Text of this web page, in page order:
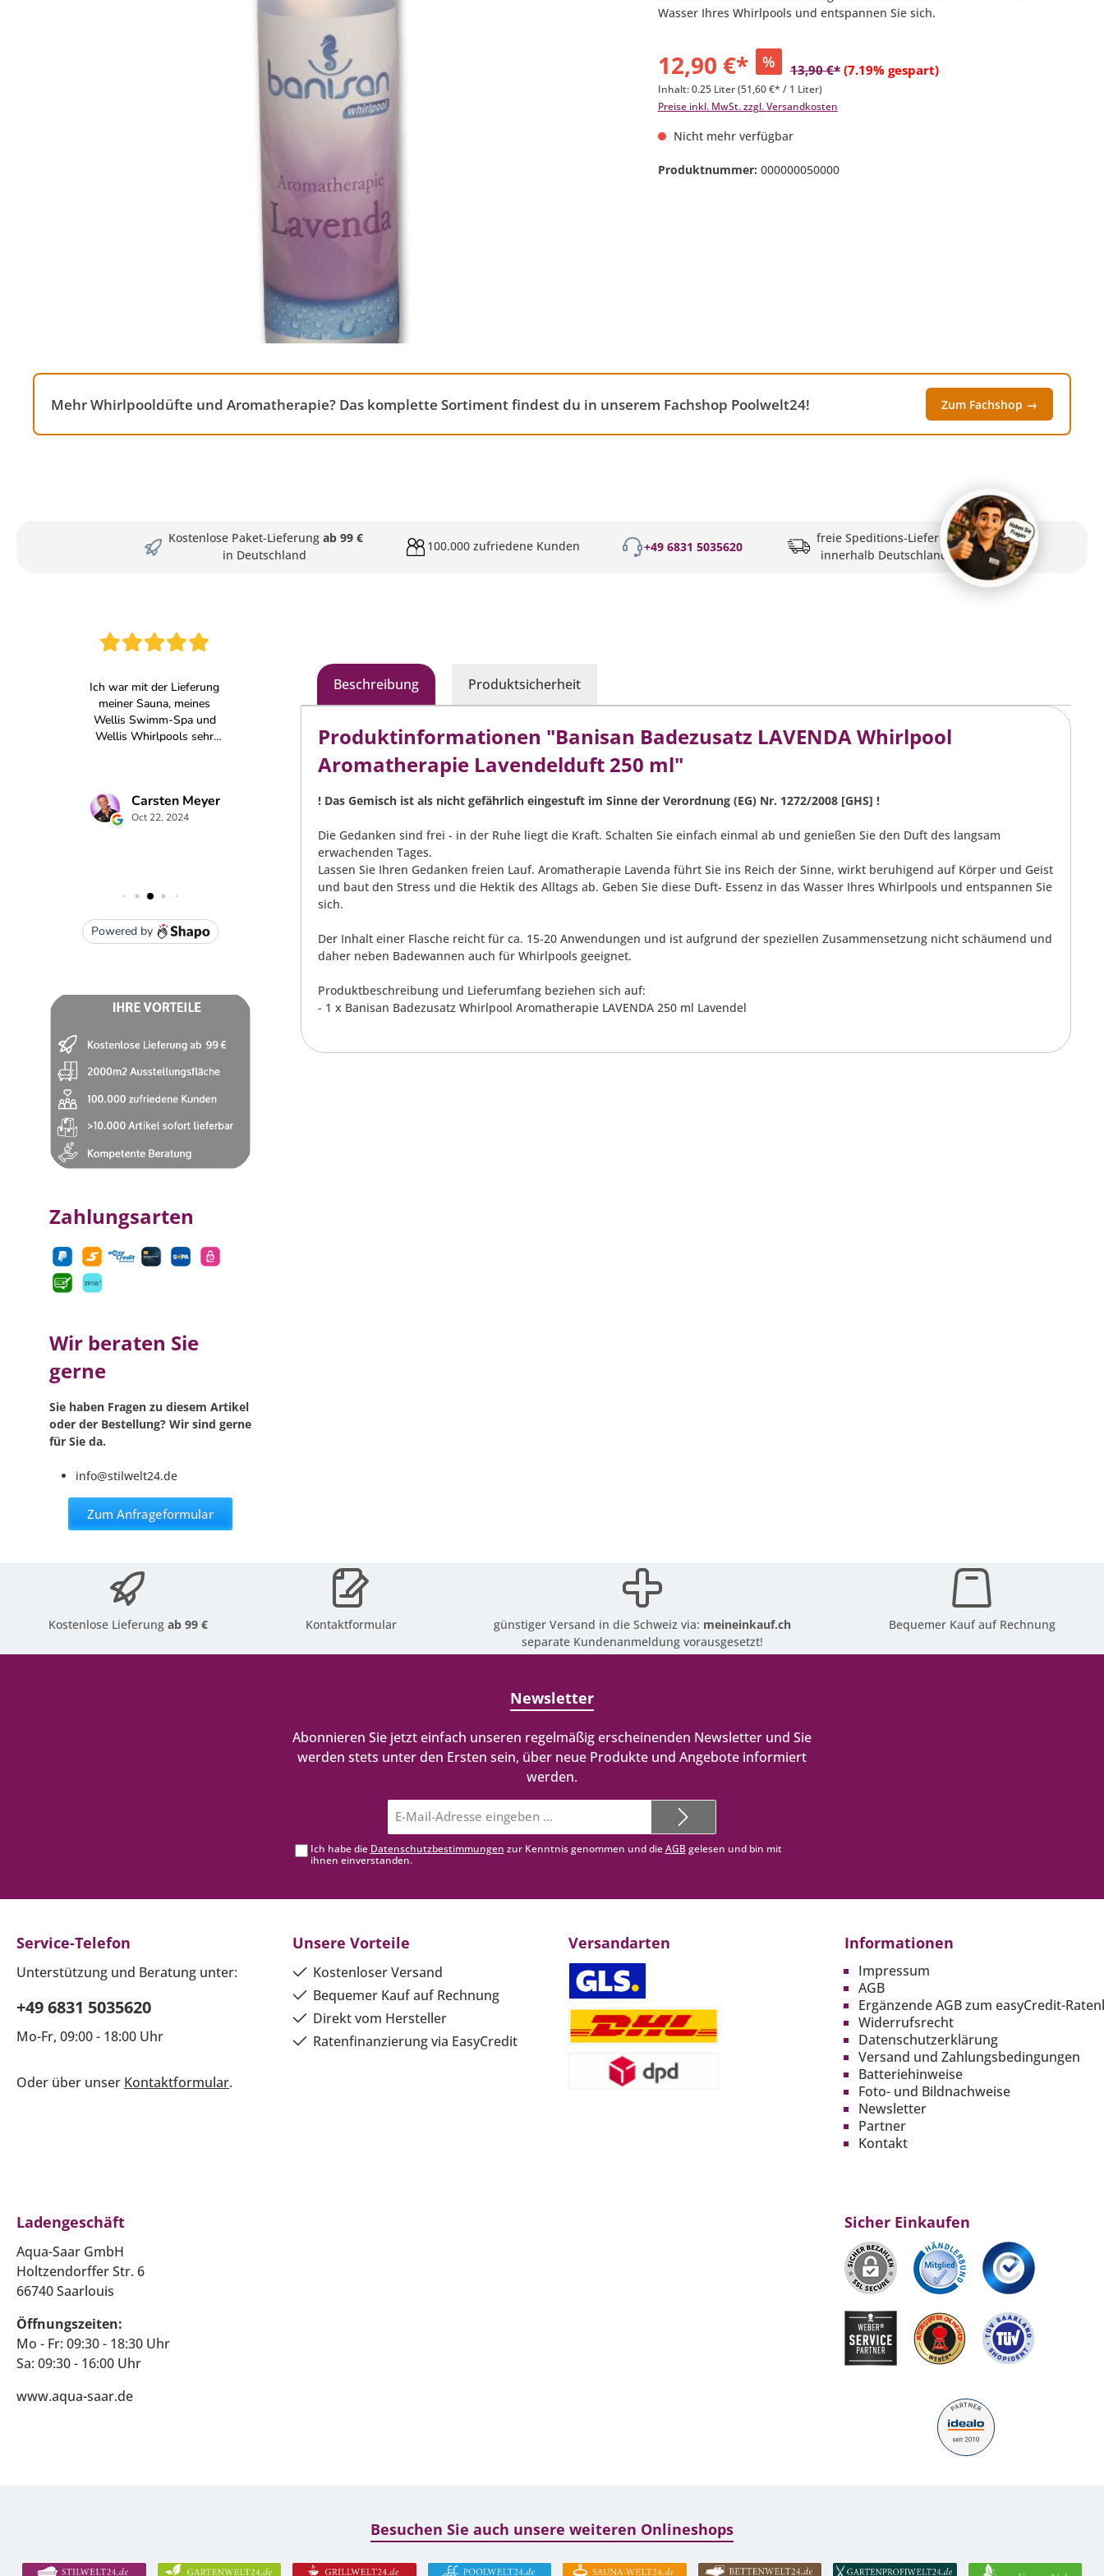
Wasser Ihres Whirlpools und entspannen Sie sich.
12,90 €* % 13,90 €* (7.19% gespart)
Inhalt:0.25 Liter(51,60 €* / 1 Liter)
Preise inkl. MwSt. zzgl. Versandkosten
Nicht mehr verfügbar
Produktnummer: 000000050000
Mehr Whirlpooldüfte und Aromatherapie? Das komplette Sortiment findest du in unserem Fachshop Poolwelt24! Zum Fachshop →
Kostenlose Paket-Lieferung ab 99 €
in Deutschland
100.000 zufriedene Kunden +49 6831 5035620
freie Speditions-Lieferung
innerhalb Deutschlands
Zahlungsarten
Wir beraten Sie
gerne
Sie haben Fragen zu diesem Artikel
oder der Bestellung? Wir sind gerne
für Sie da.
info@stilwelt24.de
Zum Anfrageformular
Beschreibung Produktsicherheit
Produktinformationen "Banisan Badezusatz LAVENDA Whirlpool
Aromatherapie Lavendelduft 250 ml"
! Das Gemisch ist als nicht gefährlich eingestuft im Sinne der Verordnung (EG) Nr. 1272/2008 [GHS] !
Die Gedanken sind frei - in der Ruhe liegt die Kraft. Schalten Sie einfach einmal ab und genießen Sie den Duft des langsam
erwachenden Tages.
Lassen Sie Ihren Gedanken freien Lauf. Aromatherapie Lavenda führt Sie ins Reich der Sinne, wirkt beruhigend auf Körper und Geist
und baut den Stress und die Hektik des Alltags ab. Geben Sie diese Duft- Essenz in das Wasser Ihres Whirlpools und entspannen Sie
sich.
Der Inhalt einer Flasche reicht für ca. 15-20 Anwendungen und ist aufgrund der speziellen Zusammensetzung nicht schäumend und
daher neben Badewannen auch für Whirlpools geeignet.
Produktbeschreibung und Lieferumfang beziehen sich auf:
- 1 x Banisan Badezusatz Whirlpool Aromatherapie LAVENDA 250 ml Lavendel
Kostenlose Lieferungab 99 € Kontaktformular günstiger Versand in die Schweiz via: meineinkauf.ch
separate Kundenanmeldung vorausgesetzt!
Bequemer Kauf auf Rechnung
Newsletter
Abonnieren Sie jetzt einfach unseren regelmäßig erscheinenden Newsletter und Sie
werden stets unter den Ersten sein, über neue Produkte und Angebote informiert
werden.
Mail-
Adresse*
Ich habe die Datenschutzbestimmungen zur Kenntnis genommen und dieAGBgelesen und bin mit
ihnen einverstanden.
Service-Telefon
Unterstützung und Beratung unter:
+49 6831 5035620
Mo-Fr, 09:00 - 18:00 Uhr
Oder über unser Kontaktformular.
Unsere Vorteile
Kostenloser Versand
Bequemer Kauf auf Rechnung
Direkt vom Hersteller
Ratenfinanzierung via EasyCredit
Versandarten Informationen
Impressum
AGB
Ergänzende AGB zum easyCredit-
Widerrufsrecht
Datenschutzerklärung
Versand und Zahlungsbedingungen
Batteriehinweise
Foto- und Bildnachweise
Newsletter
Partner
Kontakt
Ladengeschäft
Aqua-Saar GmbH
Holtzendorffer Str. 6
66740 Saarlouis
Öffnungszeiten:
Mo - Fr: 09:30 - 18:30 Uhr
Sa: 09:30 - 16:00 Uhr
www.aqua-saar.de
Sicher Einkaufen
Besuchen Sie auch unsere weiteren Onlineshops